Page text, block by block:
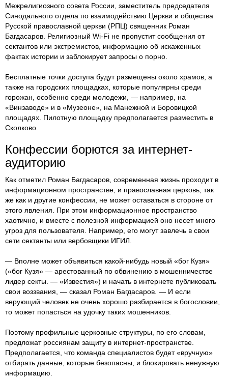
Межрелигиозного совета России, заместитель председателя
Синодального отдела по взаимодействию Церкви и общества
Русской православной церкви (РПЦ) священник Роман
Багдасаров. Религиозный Wi-Fi не пропустит сообщения от
сектантов или экстремистов, информацию об искаженных
фактах истории и заблокирует запросы о порно.
Бесплатные точки доступа будут размещены около храмов, а
также на городских площадках, которые популярны среди
горожан, особенно среди молодежи, — например, на
«Винзаводе» и в «Музеоне», на Манежной и Боровицкой
площадях. Пилотную площадку предполагается разместить в
Сколково.
Конфессии борются за интернет-
аудиторию
Как отметил Роман Багдасаров, современная жизнь проходит в
информационном пространстве, и православная церковь, так
же как и другие конфессии, не может оставаться в стороне от
этого явления. При этом информационное пространство
хаотично, и вместе с полезной информацией оно несет много
угроз для пользователя. Например, его могут завлечь в свои
сети сектанты или вербовщики ИГИЛ.
— Вполне может объявиться какой-нибудь новый «бог Кузя»
(«бог Кузя» — арестованный по обвинению в мошенничестве
лидер секты. — «Известия») и начать в интернете публиковать
свои воззвания, — сказал Роман Багдасаров. — И если
верующий человек не очень хорошо разбирается в богословии,
то может попасться на удочку таких мошенников.
Поэтому профильные церковные структуры, по его словам,
предложат россиянам защиту в интернет-пространстве.
Предполагается, что команда специалистов будет «вручную»
отбирать данные, которые безопасны, и блокировать ненужную
информацию.